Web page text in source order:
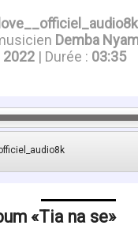
Demba
2022| Durée : 03:35
Tia na se